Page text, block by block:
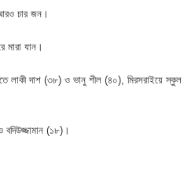
চার জন।
যান।
লাকী দাশ (৩৮) ও ভানু শীল (৪০), মিরসরাইয়ে স্কুল
(১৮)।